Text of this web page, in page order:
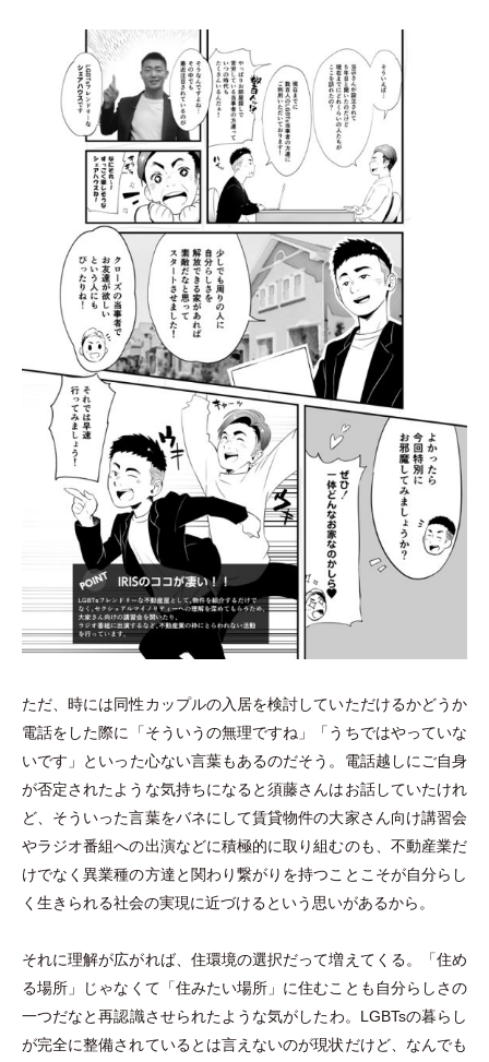
ただ、時には同性カップルの入居を検討していただけるかどうか
電話をした際に
「そういうの無理ですね 」 「 うちではやっていな
いです 」
といった心ない言葉もあるのだそう。電話越しにご自身
が否定されたような気持ちになると須藤さんはお話していたけれ
ど、そういった言葉をバネにして賃貸物件の大家さん向け講習会
やラジオ番組への出演などに積極的に取り組むのも、不動産業だ
けでなく異業種の方達と関わり繋がりを持つことこそが自分らし
く生きられる社会の実現に近づけるという思いがあるから。
それに理解が広がれば、住環境の選択だって増えてくる。 「住め
る場所 」 じゃなくて 「住みたい場所 」 に住むことも自分らしさの
一つだなと再認識させられたような気がしたわ。LGBTsの暮らし
が完全に整備されているとは言えないのが現状だけど、なんでも